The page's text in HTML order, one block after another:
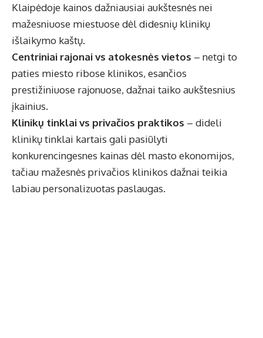
Klaipėdoje kainos dažniausiai aukštesnės nei
mažesniuose miestuose dėl didesnių klinikų
išlaikymo kaštų.
Centriniai rajonai vs atokesnės vietos – netgi to
paties miesto ribose klinikos, esančios
prestižiniuose rajonuose, dažnai taiko aukštesnius
įkainius.
Klinikų tinklai vs privačios praktikos – dideli
klinikų tinklai kartais gali pasiūlyti
konkurencingesnes kainas dėl masto ekonomijos,
tačiau mažesnės privačios klinikos dažnai teikia
labiau personalizuotas paslaugas.